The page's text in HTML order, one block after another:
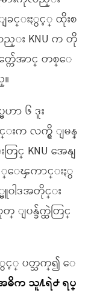
ျခင္းႏွင့္ ထိုးစ
ည္း KNU က တို
က်ေအာင္ တစ္ေ
ာ ၆ ဒူး
းက လက္ရွိ ျမန္
KNU အေနျ
သင့္ေၾကာင္းႏွ
ဝါဒအတိုင္း
ျပန္ခ်က္ထဲတြင္
င့္ ပတ္သက္၍ ေ
အဓိက သူ႔ရဲ႕ ရပ္